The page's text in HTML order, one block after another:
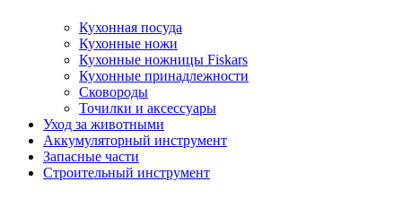
Кухонная посуда
Кухонные ножи
Кухонные ножницы Fiskars
Кухонные принадлежности
Сковороды
Точилки и аксессуары
Уход за животными
Аккумуляторный инструмент
Запасные части
Строительный инструмент